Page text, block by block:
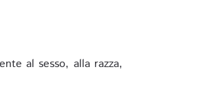
al sesso, alla razza,